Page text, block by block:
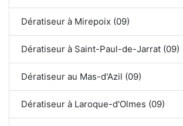
Dératiseur à Mirepoix (09)
Dératiseur à Saint-Paul-de-Jarrat (09)
Dératiseur au Mas-d'Azil (09)
Dératiseur à Laroque-d'Olmes (09)